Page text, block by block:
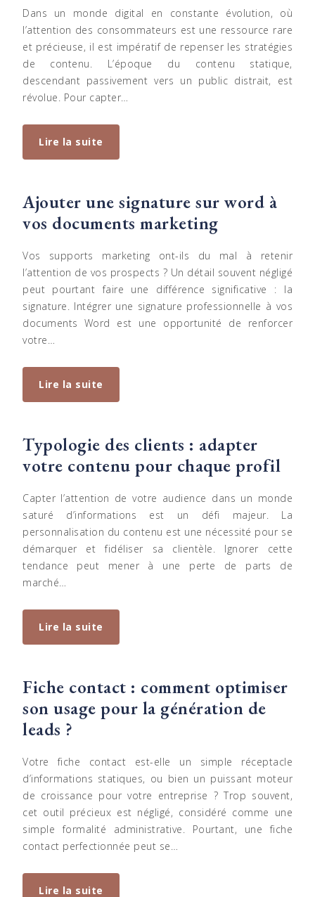
Dans un monde digital en constante évolution, où
l’attention des consommateurs est une ressource rare
et précieuse, il est impératif de repenser les stratégies
de contenu. L’époque du contenu statique,
descendant passivement vers un public distrait, est
révolue. Pour capter…
Lire la suite
Ajouter une signature sur word à
vos documents marketing
Vos supports marketing ont-ils du mal à retenir
l’attention de vos prospects ? Un détail souvent négligé
peut pourtant faire une différence significative : la
signature. Intégrer une signature professionnelle à vos
documents Word est une opportunité de renforcer
votre…
Lire la suite
Typologie des clients : adapter
votre contenu pour chaque profil
Capter l’attention de votre audience dans un monde
saturé d’informations est un défi majeur. La
personnalisation du contenu est une nécessité pour se
démarquer et fidéliser sa clientèle. Ignorer cette
tendance peut mener à une perte de parts de
marché…
Lire la suite
Fiche contact : comment optimiser
son usage pour la génération de
leads ?
Votre fiche contact est-elle un simple réceptacle
d’informations statiques, ou bien un puissant moteur
de croissance pour votre entreprise ? Trop souvent,
cet outil précieux est négligé, considéré comme une
simple formalité administrative. Pourtant, une fiche
contact perfectionnée peut se…
Lire la suite